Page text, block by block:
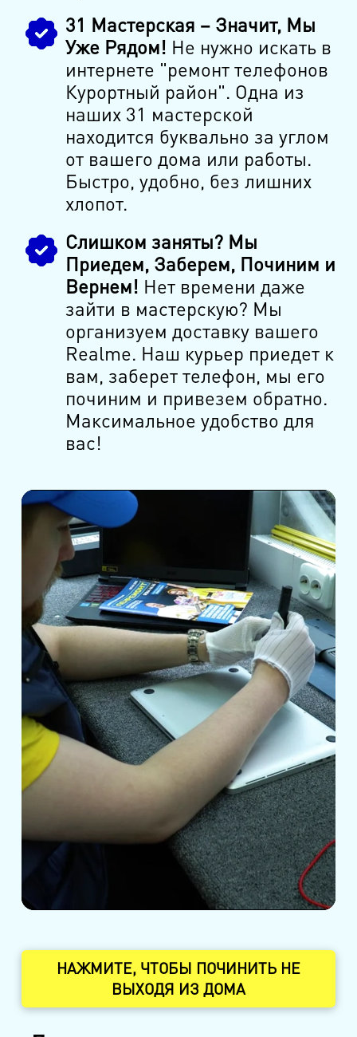
31 Мастерская – Значит, Мы
Уже Рядом! Не нужно искать в
интернете "ремонт телефонов
Курортный район". Одна из
наших 31 мастерской
находится буквально за углом
от вашего дома или работы.
Быстро, удобно, без лишних
хлопот.
Слишком заняты? Мы
Приедем, Заберем, Починим и
Вернем! Нет времени даже
зайти в мастерскую? Мы
организуем доставку вашего
Realme. Наш курьер приедет к
вам, заберет телефон, мы его
починим и привезем обратно.
Максимальное удобство для
вас!
НАЖМИТЕ, ЧТОБЫ ПОЧИНИТЬ НЕ
ВЫХОДЯ ИЗ ДОМА